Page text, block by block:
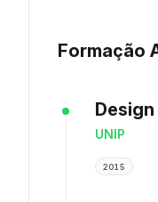
Formação
UNIP
2015